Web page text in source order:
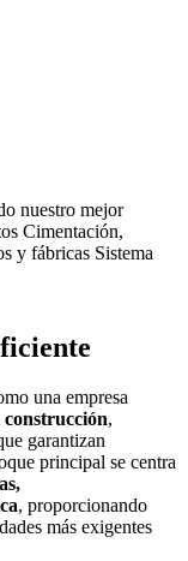
nuestro mejor
Cimentación,
y fábricas Sistema
una empresa
construcción,
garantizan
principal se centra
, proporcionando
más exigentes